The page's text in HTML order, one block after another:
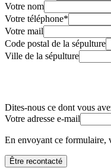
Votre nom
Votre téléphone*
Votre mail
Code postal de la sépulture
Ville de la sépulture
Dites-nous ce dont vous
Votre adresse e-mail
En envoyant ce formulaire,
Être recontacté